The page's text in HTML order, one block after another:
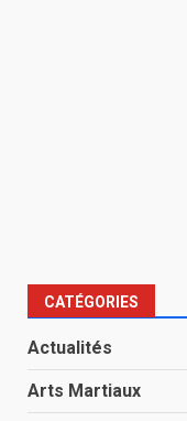
CATÉGORIES
Actualités
Arts Martiaux